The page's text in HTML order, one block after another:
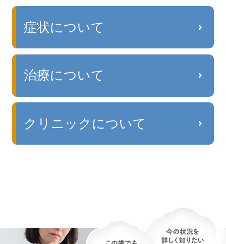
症状について
治療について
クリニックについて